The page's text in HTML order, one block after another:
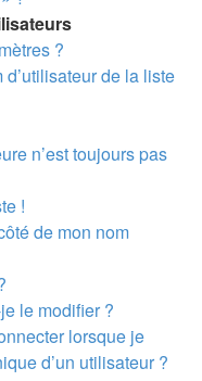
?
de la liste
n’est toujours pas
!
de mon nom
le modifier ?
lorsque je
d’un utilisateur ?